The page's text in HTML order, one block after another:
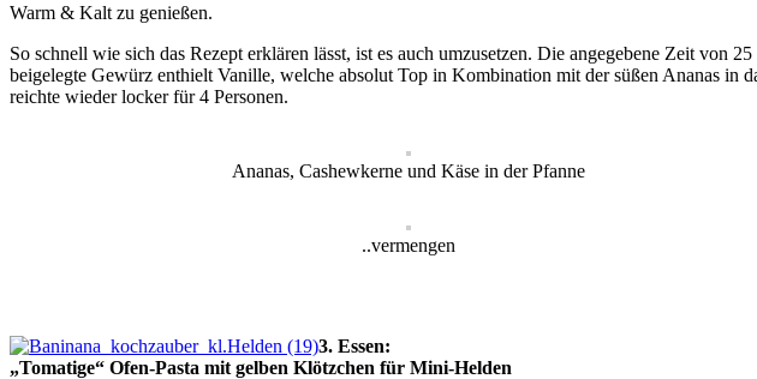
Warm & Kalt zu genießen.
So schnell wie sich das Rezept erklären lässt, ist es auch umzusetzen. Die angegebene Zeit
beigelegte Gewürz enthielt Vanille, welche absolut Top in Kombination mit der süßen Ananas in
reichte wieder locker für 4 Personen.
Ananas, Cashewkerne und Käse in der Pfanne
..vermengen
3. Essen:
„Tomatige“ Ofen-Pasta mit gelben Klötzchen für Mini-Helden